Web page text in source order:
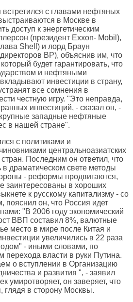
встретился с главами нефтяных
в Москве в
доступ к энергетическим
(президент Exxon- Mobil),
Shell) и лорд Браун
ВР), объяснив им, что
будет гарантировать, что
и нефтяными
инвестиции в страну,
все сомнения в
честную игру. "Это неправда,
инвестиций, - сказал он, -
крупные западные нефтяные
в нашей стране".
с политиками и
центральноазиатских
Последним он ответил, что
в драматическом свете методы
- реформы продвигаются,
заинтересованы в хороших
к русскому капитализму - со
пояснил он, что Россия идет
"В 2006 году экономический
ВВП составил 8%, валютные
место в мире после Китая и
увеличились в 22 раза
- иными словами, по
власти в руки Путина.
о вступлении в Организацию
и развития ", - заявил
умиротворяет, он заверяет, что
глядя в сторону Москвы.